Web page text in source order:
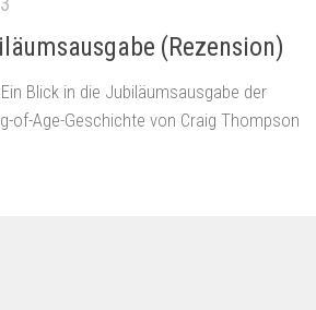
(Rezension)
Blick in die Jubiläumsausgabe der
of-Age-Geschichte von Craig Thompson